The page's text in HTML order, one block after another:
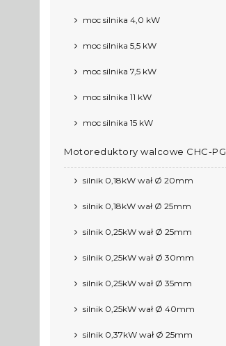
moc silnika 4,0 kW
moc silnika 5,5 kW
moc silnika 7,5 kW
moc silnika 11 kW
moc silnika 15 kW
Motoreduktory walcowe CHC-PG
silnik 0,18kW wał Ø 20mm
silnik 0,18kW wał Ø 25mm
silnik 0,25kW wał Ø 25mm
silnik 0,25kW wał Ø 30mm
silnik 0,25kW wał Ø 35mm
silnik 0,25kW wał Ø 40mm
silnik 0,37kW wał Ø 25mm